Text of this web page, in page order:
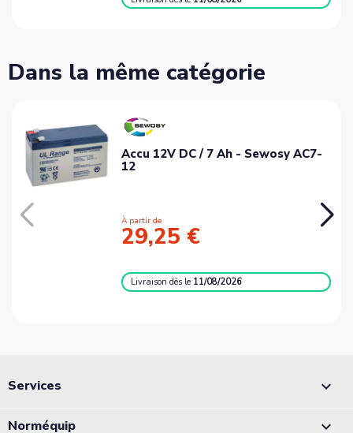
Dans la même catégorie
Accu 12V DC / 7 Ah - Sewosy AC7-
12
À partir de
29,25 €
Livraisondès le 11/08/2026
Services 
Norméquip 